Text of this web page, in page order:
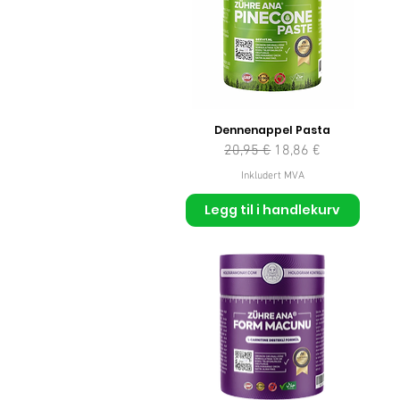
Dennenappel Pasta
Vanlig pris
20,95 € Salgspris
18,86 €
Inkludert MVA
Legg til i handlekurv